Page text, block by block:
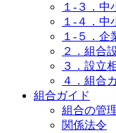
１-３．中
１-４．中
１-５．企
２．組合
３．設立
４．組合
組合ガイド
組合の管
関係法令